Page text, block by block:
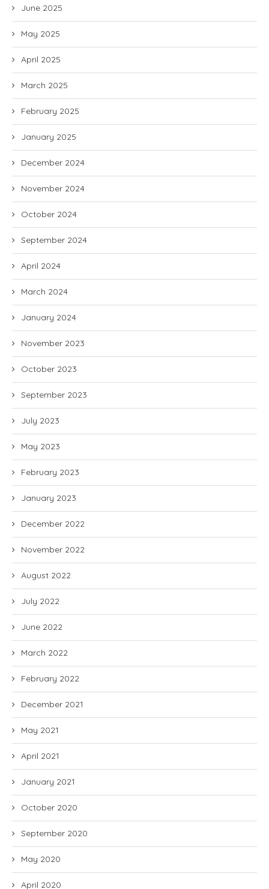
June 2025
May 2025
April 2025
March 2025
February 2025
January 2025
December 2024
November 2024
October 2024
September 2024
April 2024
March 2024
January 2024
November 2023
October 2023
September 2023
July 2023
May 2023
February 2023
January 2023
December 2022
November 2022
August 2022
July 2022
June 2022
March 2022
February 2022
December 2021
May 2021
April 2021
January 2021
October 2020
September 2020
May 2020
April 2020